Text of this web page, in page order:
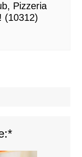
Pizzeria
(10312)